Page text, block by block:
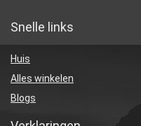
Snelle links
Huis
Alles winkelen
Blogs